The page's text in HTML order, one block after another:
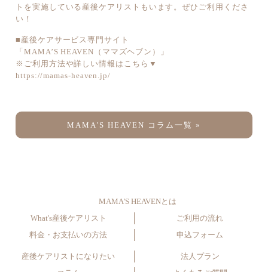
トを実施している産後ケアリストもいます。ぜひご利用くださ
い！
■産後ケアサービス専門サイト
「MAMA’S HEAVEN（ママズヘブン）」
※ご利用方法や詳しい情報はこちら▼
https://mamas-heaven.jp/
MAMA'S HEAVEN コラム一覧 »
MAMA'S HEAVENとは
What's産後ケアリスト
ご利用の流れ
料金・お支払いの方法
申込フォーム
産後ケアリストになりたい
法人プラン